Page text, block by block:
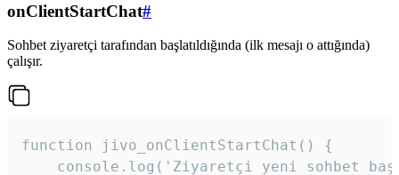
onClientStartChat#
Sohbet ziyaretçi tarafından başlatıldığında (ilk mesajı o attığında)
çalışır.
function jivo_onClientStartChat() {
console.log('Ziyaretçi yeni sohbet